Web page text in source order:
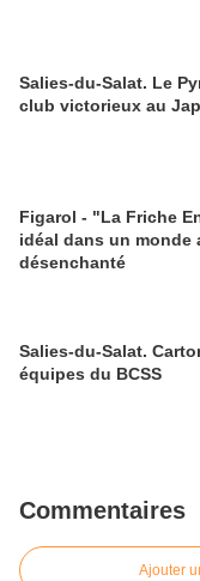
Salies-du-Salat. Le
club victorieux au
Figarol - "La Friche
idéal dans un monde
désenchanté
Salies-du-Salat.
équipes du BCSS
Commentaires
Ajouter